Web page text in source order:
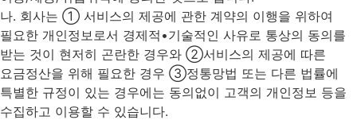
나. 회사는 ① 서비스의 제공에 관한 계약의 이행을 위하여
필요한 개인정보로서 경제적•기술적인 사유로 통상의 동의를
받는 것이 현저히 곤란한 경우와 ②서비스의 제공에 따른
요금정산을 위해 필요한 경우 ③정통망법 또는 다른 법률에
특별한 규정이 있는 경우에는 동의없이 고객의 개인정보 등을
수집하고 이용할 수 있습니다.